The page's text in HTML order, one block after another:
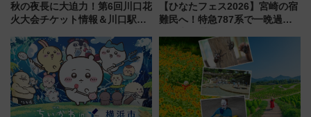
秋の夜長に大迫力！第6回川口花
火大会チケット情報＆川口駅か
【ひなたフェス2026】宮崎の宿
難民へ！特急787系で一晩過ご
ローおひさま」が救世主に？